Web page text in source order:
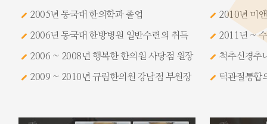
2005년 동국대 한의학과 졸업
2006년 동국대 한방병원 일반수련의 취득
2006 ~ 2008년 행복한 한의원 사당점 원장
2009 ~ 2010년 규림한의원 강남점 부원장
2010년 미
2011년 ~
척추신경추
턱관절통합